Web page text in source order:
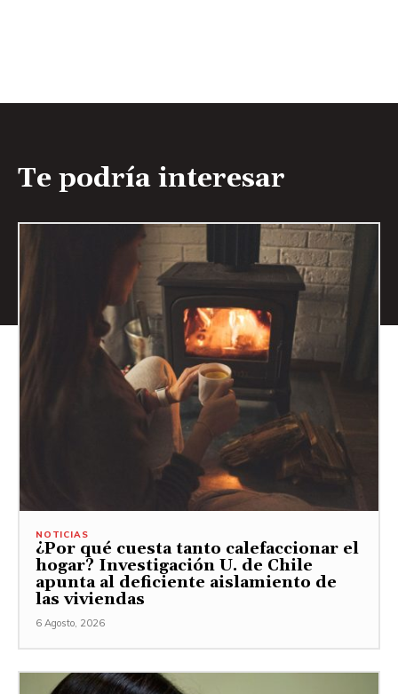
Te podría interesar
NOTICIAS
¿Por qué cuesta tanto calefaccionar el
hogar? Investigación U. de Chile
apunta al deficiente aislamiento de
las viviendas
6 Agosto, 2026